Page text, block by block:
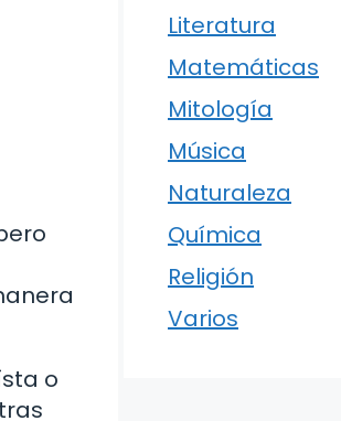
o
Literatura
Matemáticas
Mitología
Música
Naturaleza
Química
Religión
Varios